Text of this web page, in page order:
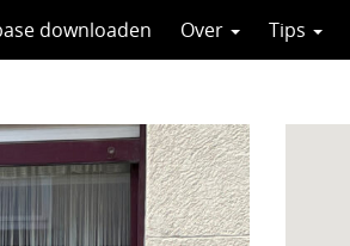
downloaden Over Tips